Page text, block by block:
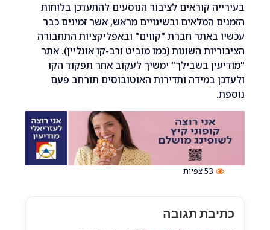
קוראים לציבור הנוסעים להתעדכן בלוחות
המלאים ובשינויים מראש, אשר זמינים כבר
באתר חברת "קווים" ובאפליקציות התחבורה
השונות (כמו מוביט ורב-קו אונליין). אתר
בשבילך" ימשיך לעקוב אחר תפקוד הקו
במידה ותדירות האוטובוסים תורחב פעם
תגובה